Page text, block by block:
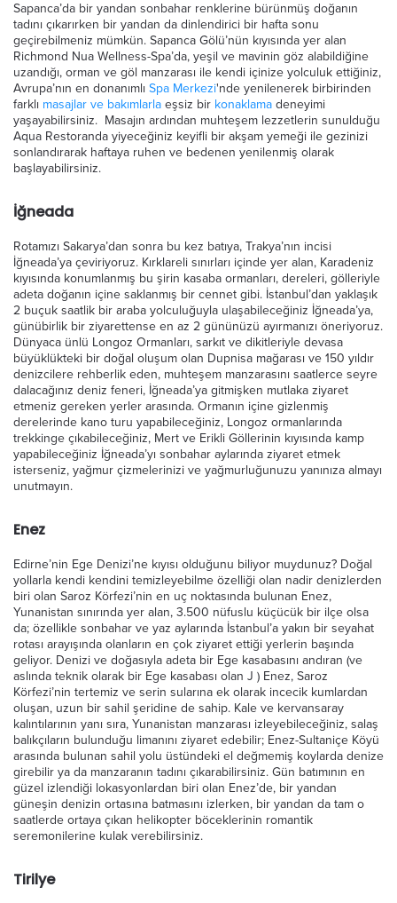
Sapanca’da bir yandan sonbahar renklerine bürünmüş doğanın
tadını çıkarırken bir yandan da dinlendirici bir hafta sonu
geçirebilmeniz mümkün. Sapanca Gölü’nün kıyısında yer alan
Richmond Nua Wellness-Spa’da, yeşil ve mavinin göz alabildiğine
uzandığı, orman ve göl manzarası ile kendi içinize yolculuk ettiğiniz,
Avrupa’nın en donanımlı Spa Merkezi'nde yenilenerek birbirinden
farklı masajlar ve bakımlarla eşsiz bir konaklama deneyimi
yaşayabilirsiniz. Masajın ardından muhteşem lezzetlerin sunulduğu
Aqua Restoranda yiyeceğiniz keyifli bir akşam yemeği ile gezinizi
sonlandırarak haftaya ruhen ve bedenen yenilenmiş olarak
başlayabilirsiniz.
İğneada
Rotamızı Sakarya’dan sonra bu kez batıya, Trakya’nın incisi
İğneada’ya çeviriyoruz. Kırklareli sınırları içinde yer alan, Karadeniz
kıyısında konumlanmış bu şirin kasaba ormanları, dereleri, gölleriyle
adeta doğanın içine saklanmış bir cennet gibi. İstanbul’dan yaklaşık
2 buçuk saatlik bir araba yolculuğuyla ulaşabileceğiniz İğneada’ya,
günübirlik bir ziyarettense en az 2 gününüzü ayırmanızı öneriyoruz.
Dünyaca ünlü Longoz Ormanları, sarkıt ve dikitleriyle devasa
büyüklükteki bir doğal oluşum olan Dupnisa mağarası ve 150 yıldır
denizcilere rehberlik eden, muhteşem manzarasını saatlerce seyre
dalacağınız deniz feneri, İğneada’ya gitmişken mutlaka ziyaret
etmeniz gereken yerler arasında. Ormanın içine gizlenmiş
derelerinde kano turu yapabileceğiniz, Longoz ormanlarında
trekkinge çıkabileceğiniz, Mert ve Erikli Göllerinin kıyısında kamp
yapabileceğiniz İğneada’yı sonbahar aylarında ziyaret etmek
isterseniz, yağmur çizmelerinizi ve yağmurluğunuzu yanınıza almayı
unutmayın.
Enez
Edirne’nin Ege Denizi’ne kıyısı olduğunu biliyor muydunuz? Doğal
yollarla kendi kendini temizleyebilme özelliği olan nadir denizlerden
biri olan Saroz Körfezi’nin en uç noktasında bulunan Enez,
Yunanistan sınırında yer alan, 3.500 nüfuslu küçücük bir ilçe olsa
da; özellikle sonbahar ve yaz aylarında İstanbul’a yakın bir seyahat
rotası arayışında olanların en çok ziyaret ettiği yerlerin başında
geliyor. Denizi ve doğasıyla adeta bir Ege kasabasını andıran (ve
aslında teknik olarak bir Ege kasabası olan J ) Enez, Saroz
Körfezi’nin tertemiz ve serin sularına ek olarak incecik kumlardan
oluşan, uzun bir sahil şeridine de sahip. Kale ve kervansaray
kalıntılarının yanı sıra, Yunanistan manzarası izleyebileceğiniz, salaş
balıkçıların bulunduğu limanını ziyaret edebilir; Enez-Sultaniçe Köyü
arasında bulunan sahil yolu üstündeki el değmemiş koylarda denize
girebilir ya da manzaranın tadını çıkarabilirsiniz. Gün batımının en
güzel izlendiği lokasyonlardan biri olan Enez’de, bir yandan
güneşin denizin ortasına batmasını izlerken, bir yandan da tam o
saatlerde ortaya çıkan helikopter böceklerinin romantik
seremonilerine kulak verebilirsiniz.
Tirilye